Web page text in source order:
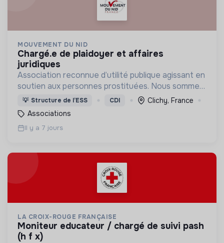
MOUVEMENT DU NID
chargé.e de plaidoyer et affaires
juridiques
Association reconnue d’utilité publique agissant en
soutien aux personnes prostituées. Nous sommes
une association de terrain et un mouvement de
société.
💡 Structure de l’ESS CDI
Clichy, France
Associations
Il y a 7 jours
LA CROIX-ROUGE FRANÇAISE
moniteur educateur / chargé de suivi pash
(h f x)